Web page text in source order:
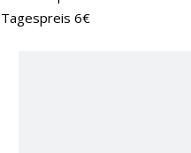
Tagespreis 6€